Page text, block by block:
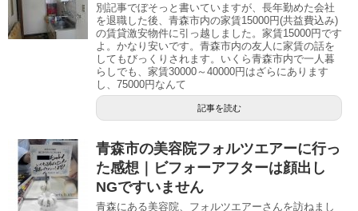
別記事でぼそっと書いていますが、長年勤めた会社
を退職した後、青森市内の家賃15000円(共益費込み)
の賃貸激安物件に引っ越しました。家賃15000円です
よ。かなり安いです。青森市内の友人に家賃の話を
してもびっくりされます。いくら青森市内で一人暮
らしでも、家賃30000～40000円はざらにあります
し、75000円なんて
記事を読む
青森市の美容院フォルツエアーに行っ
た感想｜ビフォーアフターは顔出し
NGですいません
青森にある美容院、フォルツエアーさんを訪ねまし